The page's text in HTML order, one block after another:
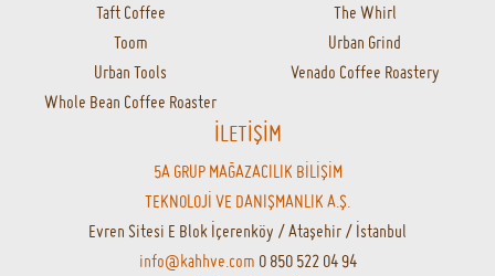
Taft Coffee
The Whirl
Toom
Urban Grind
Urban Tools
Venado Coffee Roastery
Whole Bean Coffee Roaster
İLETİŞİM
5A GRUP MAĞAZACILIK BİLİŞİM
TEKNOLOJİ VE DANIŞMANLIK A.Ş.
Evren Sitesi E Blok İçerenköy / Ataşehir / İstanbul
info@kahhve.com 0 850 522 04 94